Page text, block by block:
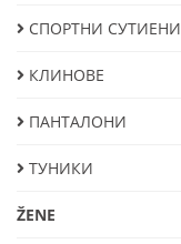
СПОРТНИ СУТИЕНИ
КЛИНОВЕ
ПАНТАЛОНИ
ТУНИКИ
ŽENE